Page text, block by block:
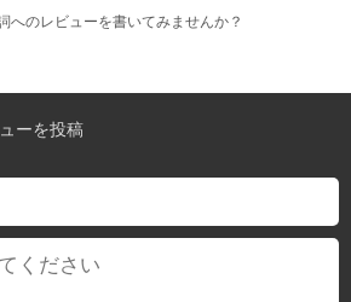
へのレビューを書いてみませんか？
ーを投稿